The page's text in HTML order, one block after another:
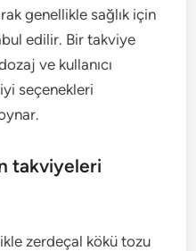
genellikle sağlık için
edilir. Bir takviye
ve kullanıcı
seçenekleri
takviyeleri
zerdeçal kökü tozu